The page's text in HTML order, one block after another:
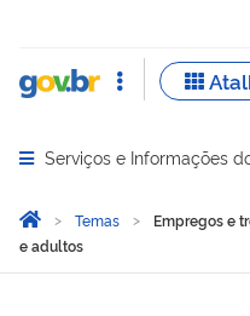
Abrir menu principal de
Serviços e Informações
Você está aqui:
Página Inicial
Temas
Empregos e
e adultos